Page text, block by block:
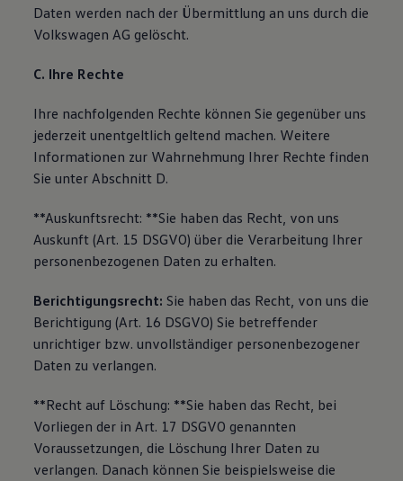
Daten werden nach der Übermittlung an uns durch die
Volkswagen AG gelöscht.
C. Ihre Rechte
Ihre nachfolgenden Rechte können Sie gegenüber uns
jederzeit unentgeltlich geltend machen. Weitere
Informationen zur Wahrnehmung Ihrer Rechte finden
Sie unter Abschnitt D.
**Auskunftsrecht: **Sie haben das Recht, von uns
Auskunft (Art. 15 DSGVO) über die Verarbeitung Ihrer
personenbezogenen Daten zu erhalten.
Berichtigungsrecht: Sie haben das Recht, von uns die
Berichtigung (Art. 16 DSGVO) Sie betreffender
unrichtiger bzw. unvollständiger personenbezogener
Daten zu verlangen.
**Recht auf Löschung: **Sie haben das Recht, bei
Vorliegen der in Art. 17 DSGVO genannten
Voraussetzungen, die Löschung Ihrer Daten zu
verlangen. Danach können Sie beispielsweise die